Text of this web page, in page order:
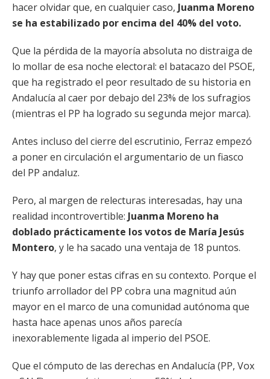
hacer olvidar que, en cualquier caso, Juanma Moreno
se ha estabilizado por encima del 40% del voto.
Que la pérdida de la mayoría absoluta no distraiga de
lo mollar de esa noche electoral: el batacazo del PSOE,
que ha registrado el peor resultado de su historia en
Andalucía al caer por debajo del 23% de los sufragios
(mientras el PP ha logrado su segunda mejor marca).
Antes incluso del cierre del escrutinio, Ferraz empezó
a poner en circulación el argumentario de un fiasco
del PP andaluz.
Pero, al margen de relecturas interesadas, hay una
realidad incontrovertible: Juanma Moreno ha
doblado prácticamente los votos de María Jesús
Montero, y le ha sacado una ventaja de 18 puntos.
Y hay que poner estas cifras en su contexto. Porque el
triunfo arrollador del PP cobra una magnitud aún
mayor en el marco de una comunidad autónoma que
hasta hace apenas unos años parecía
inexorablemente ligada al imperio del PSOE.
Que el cómputo de las derechas en Andalucía (PP, Vox